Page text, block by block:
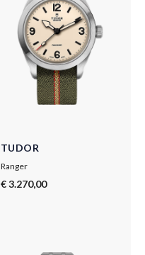
TUDOR
Ranger
€ 3.270,00